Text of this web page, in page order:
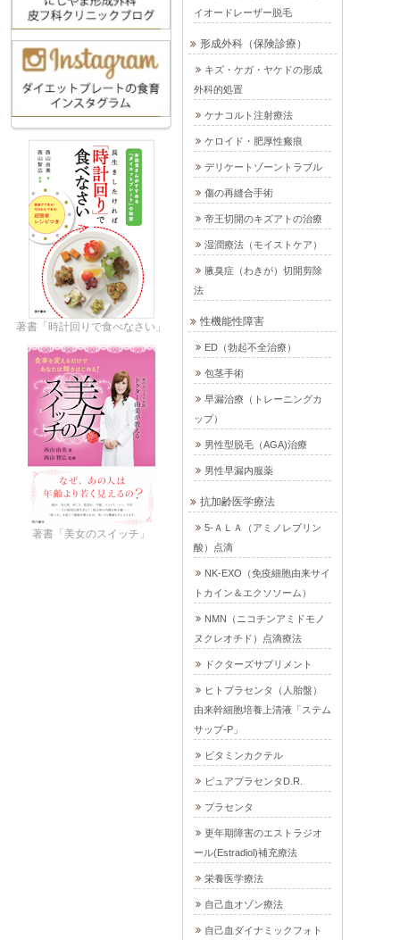
イオードレーザー脱毛
形成外科（保険診療）
キズ・ケガ・ヤケドの形成
外科的処置
ケナコルト注射療法
ケロイド・肥厚性瘢痕
デリケートゾーントラブル
傷の再縫合手術
帝王切開のキズアトの治療
湿潤療法（モイストケア）
腋臭症（わきが）切開剪除
法
性機能性障害
ED（勃起不全治療）
包茎手術
早漏治療（トレーニングカ
ップ）
男性型脱毛（AGA)治療
男性早漏内服薬
抗加齢医学療法
5-ＡＬＡ（アミノレブリン
酸）点滴
NK-EXO（免疫細胞由来サイ
トカイン＆エクソソーム）
NMN（ニコチンアミドモノ
ヌクレオチド）点滴療法
ドクターズサプリメント
ヒトプラセンタ（人胎盤）
由来幹細胞培養上清液「ステム
サップ-P」
ビタミンカクテル
ピュアプラセンタD.R.
プラセンタ
更年期障害のエストラジオ
ール(Estradiol)補充療法
栄養医学療法
自己血オゾン療法
自己血ダイナミックフォト
著書「時計回りで食べなさい」
著書「美女のスイッチ」